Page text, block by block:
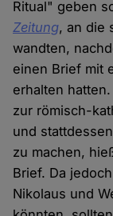
Ritual" geben
Zeitung, an die
wandten,
einen Brief mit
erhalten
zur römisch-
und
zu machen,
Brief. Da
Nikolaus und